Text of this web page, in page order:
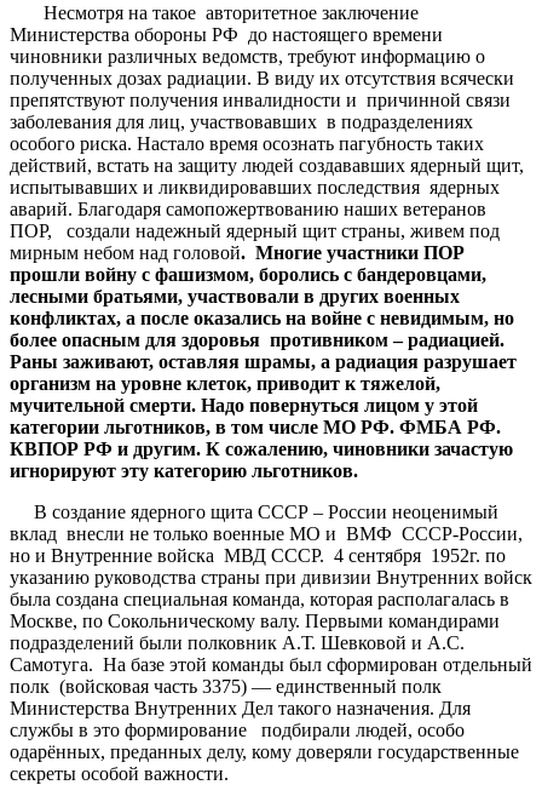
Несмотря на такое авторитетное заключение
Министерства обороны РФ до настоящего времени
чиновники различных ведомств, требуют информацию о
полученных дозах радиации. В виду их отсутствия всячески
препятствуют получения инвалидности и причинной связи
заболевания для лиц, участвовавших в подразделениях
особого риска. Настало время осознать пагубность таких
действий, встать на защиту людей создававших ядерный щит,
испытывавших и ликвидировавших последствия ядерных
аварий. Благодаря самопожертвованию наших ветеранов
ПОР, создали надежный ядерный щит страны, живем под
мирным небом над головой. Многие участники ПОР
прошли войну с фашизмом, боролись с бандеровцами,
лесными братьями, участвовали в других военных
конфликтах, а после оказались на войне с невидимым, но
более опасным для здоровья противником – радиацией.
Раны заживают, оставляя шрамы, а радиация разрушает
организм на уровне клеток, приводит к тяжелой,
мучительной смерти. Надо повернуться лицом у этой
категории льготников, в том числе МО РФ. ФМБА РФ.
КВПОР РФ и другим. К сожалению, чиновники зачастую
игнорируют эту категорию льготников.
В создание ядерного щита СССР – России неоценимый
вклад внесли не только военные МО и ВМФ СССР-России,
но и Внутренние войска МВД СССР. 4 сентября 1952г. по
указанию руководства страны при дивизии Внутренних войск
была создана специальная команда, которая располагалась в
Москве, по Сокольническому валу. Первыми командирами
подразделений были полковник А.Т. Шевковой и А.С.
Самотуга. На базе этой команды был сформирован отдельный
полк (войсковая часть 3375) — единственный полк
Министерства Внутренних Дел такого назначения. Для
службы в это формирование подбирали людей, особо
одарённых, преданных делу, кому доверяли государственные
секреты особой важности.